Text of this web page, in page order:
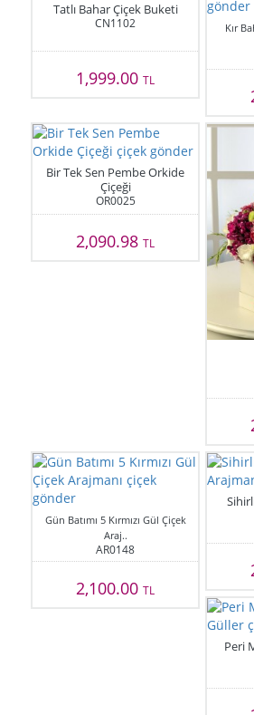
Tatlı Bahar Çiçek Buketi
CN1102
1,999.00TL
Kır
Bir Tek Sen Pembe Orkide
Çiçeği
OR0025
2,090.98TL
Gün Batımı 5 Kırmızı Gül Çiçek
Araj..
AR0148
2,100.00TL
Peri